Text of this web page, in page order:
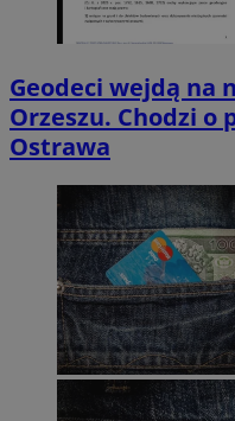
Geodeci wejdą na
Orzeszu. Chodzi
Ostrawa